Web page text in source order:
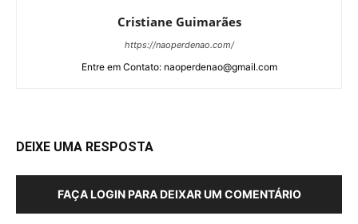
Cristiane Guimarães
https://naoperdenao.com/
Entre em Contato: naoperdenao@gmail.com
DEIXE UMA RESPOSTA
FAÇA LOGIN PARA DEIXAR UM COMENTÁRIO